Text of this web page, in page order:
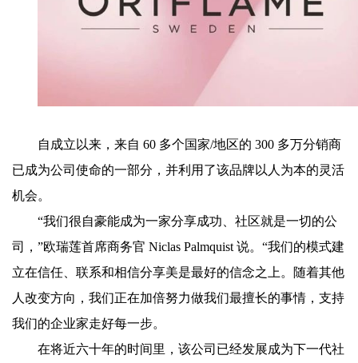
自成立以来，来自 60 多个国家/地区的 300 多万分销商
已成为公司使命的一部分，并利用了该品牌以人为本的灵活
机会。
“我们很自豪能成为一家分享成功、社区就是一切的公
司，”欧瑞莲首席商务官 Niclas Palmquist 说。“我们的模式建
立在信任、联系和相信分享美是最好的信念之上。随着其他
人改变方向，我们正在加倍努力做我们最擅长的事情，支持
我们的企业家走好每一步。
在将近六十年的时间里，该公司已经发展成为下一代社